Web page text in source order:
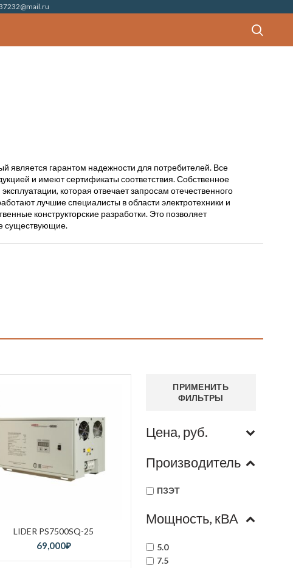
является гарантом надежности для потребителей. Все
и имеют сертификаты соответствия. Собственное
которая отвечает запросам отечественного
лучшие специалисты в области электротехники и
конструкторские разработки. Это позволяет
существующие.
LIDER PS7500SQ-25
69,000₽
ПРИМЕНИТЬ
ФИЛЬТРЫ
Цена, руб.
Производитель
ПЗЭТ
Мощность, кВА
5.0
7.5